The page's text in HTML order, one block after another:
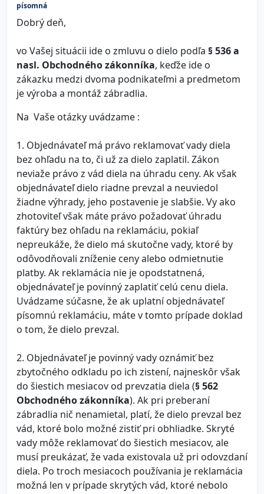
písomná
Dobrý deň,
vo Vašej situácii ide o zmluvu o dielo podľa § 536 a
nasl. Obchodného zákonníka, keďže ide o
zákazku medzi dvoma podnikateľmi a predmetom
je výroba a montáž zábradlia.
Na Vaše otázky uvádzame :
1. Objednávateľ má právo reklamovať vady diela
bez ohľadu na to, či už za dielo zaplatil. Zákon
neviaže právo z vád diela na úhradu ceny. Ak však
objednávateľ dielo riadne prevzal a neuviedol
žiadne výhrady, jeho postavenie je slabšie. Vy ako
zhotoviteľ však máte právo požadovať úhradu
faktúry bez ohľadu na reklamáciu, pokiaľ
nepreukáže, že dielo má skutočne vady, ktoré by
odôvodňovali zníženie ceny alebo odmietnutie
platby. Ak reklamácia nie je opodstatnená,
objednávateľ je povinný zaplatiť celú cenu diela.
Uvádzame súčasne, že ak uplatní objednávateľ
písomnú reklamáciu, máte v tomto prípade doklad
o tom, že dielo prevzal.
2. Objednávateľ je povinný vady oznámiť bez
zbytočného odkladu po ich zistení, najneskôr však
do šiestich mesiacov od prevzatia diela (§ 562
Obchodného zákonníka). Ak pri preberaní
zábradlia nič nenamietal, platí, že dielo prevzal bez
vád, ktoré bolo možné zistiť pri obhliadke. Skryté
vady môže reklamovať do šiestich mesiacov, ale
musí preukázať, že vada existovala už pri odovzdaní
diela. Po troch mesiacoch používania je reklamácia
možná len v prípade skrytých vád, ktoré nebolo